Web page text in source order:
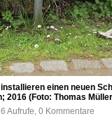
einen neuen
2016 (Foto: Thomas
Aufrufe, 0 Kommentare